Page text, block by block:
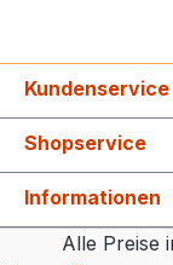
Kundenservice
Shopservice
Informationen
Alle Preise